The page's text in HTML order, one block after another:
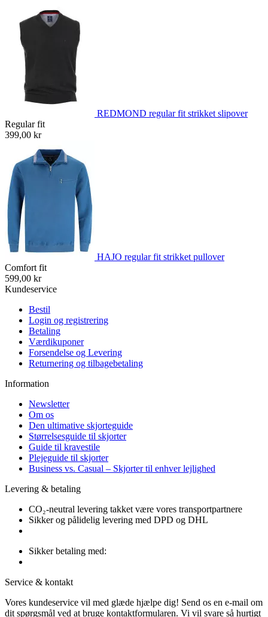
REDMOND regular fit strikket slipover
Regular fit
399,00 kr
HAJO regular fit strikket pullover
Comfort fit
599,00 kr
Kundeservice
Bestil
Login og registrering
Betaling
Værdikuponer
Forsendelse og Levering
Returnering og tilbagebetaling
Information
Newsletter
Om os
Den ultimative skjorteguide
Størrelsesguide til skjorter
Guide til kravestile
Plejeguide til skjorter
Business vs. Casual – Skjorter til enhver lejlighed
Levering & betaling
CO₂-neutral levering takket være vores transportpartnere
Sikker og pålidelig levering med DPD og DHL
Sikker betaling med:
Service & kontakt
Vores kundeservice vil med glæde hjælpe dig! Send os en e-mail om
dit spørgsmål ved at bruge kontaktformularen. Vi vil svare så hurtigt